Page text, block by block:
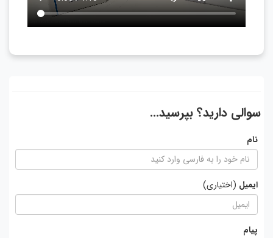
سوالی دارید؟ بپرسید...
نام
ایمیل (اختیاری)
پیام